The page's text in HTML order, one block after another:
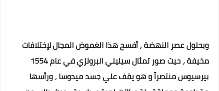
وبحلول عصر النهضة ، أفسح هذا الغموض المجال لإختلافات
مخيفة ، حيث صور تمثال سيليني البرونزي في عام 1554
بيرسيوس منتصراً و هو يقف علي جسد ميدوسا ، ورأسها